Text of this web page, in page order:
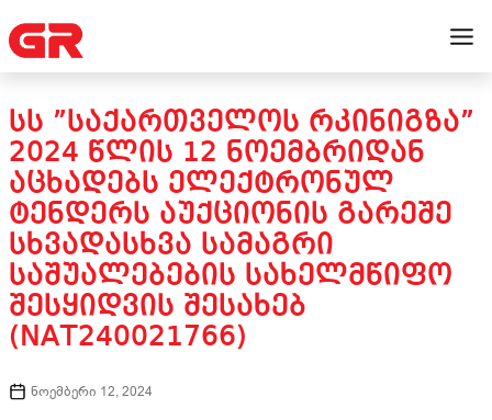
ᲡᲡ ”ᲡᲐᲥᲐᲠᲗᲕᲔᲚᲝᲡ ᲠᲙᲘᲜᲘᲒᲖᲐ”
2024 ᲬᲚᲘᲡ 12 ᲜᲝᲔᲛᲑᲠᲘᲓᲐᲜ
ᲐᲪᲮᲐᲓᲔᲑᲡ ᲔᲚᲔᲥᲢᲠᲝᲜᲣᲚ
ᲢᲔᲜᲓᲔᲠᲡ ᲐᲣᲥᲪᲘᲝᲜᲘᲡ ᲒᲐᲠᲔᲨᲔ
ᲡᲮᲕᲐᲓᲐᲡᲮᲕᲐ ᲡᲐᲛᲐᲒᲠᲘ
ᲡᲐᲨᲣᲐᲚᲔᲑᲔᲑᲘᲡ ᲡᲐᲮᲔᲚᲛᲬᲘᲤᲝ
ᲨᲔᲡᲧᲘᲓᲕᲘᲡ ᲨᲔᲡᲐᲮᲔᲑ
(NAT240021766)
ნოემბერი 12, 2024